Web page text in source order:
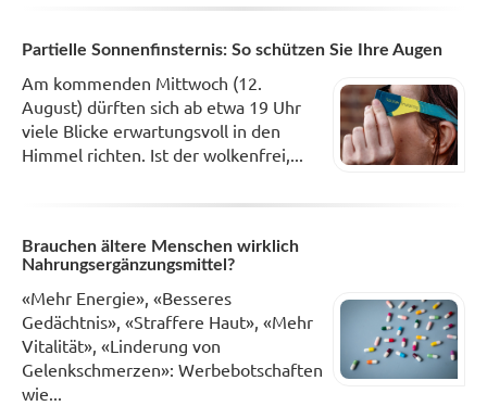
Partielle Sonnenfinsternis: So schützen Sie Ihre Augen
Am kommenden Mittwoch (12.
August) dürften sich ab etwa 19 Uhr
viele Blicke erwartungsvoll in den
Himmel richten. Ist der wolkenfrei,...
Brauchen ältere Menschen wirklich
Nahrungsergänzungsmittel?
«Mehr Energie», «Besseres
Gedächtnis», «Straffere Haut», «Mehr
Vitalität», «Linderung von
Gelenkschmerzen»: Werbebotschaften
wie...